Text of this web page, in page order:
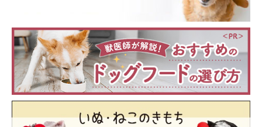
※写真はスマホアプリ「いぬ・ねこのきもち」で投稿されたもの
です。
※記事と写真に関連性はありませんので予めご了承ください。